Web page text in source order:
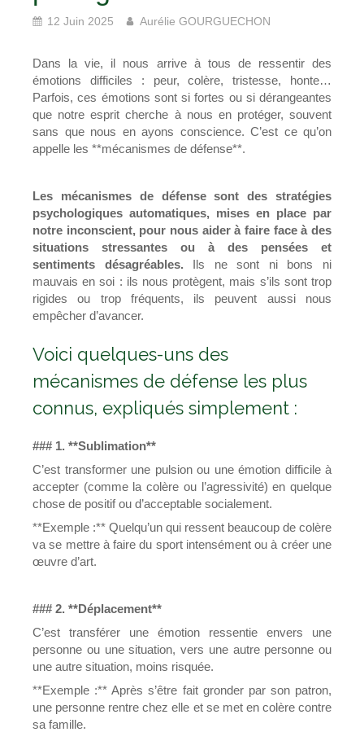
12 Juin 2025 Aurélie GOURGUECHON
Dans la vie, il nous arrive à tous de ressentir des
émotions difficiles : peur, colère, tristesse, honte…
Parfois, ces émotions sont si fortes ou si dérangeantes
que notre esprit cherche à nous en protéger, souvent
sans que nous en ayons conscience. C’est ce qu’on
appelle les **mécanismes de défense**.
Les mécanismes de défense sont des stratégies
psychologiques automatiques, mises en place par
notre inconscient, pour nous aider à faire face à des
situations stressantes ou à des pensées et
sentiments désagréables. Ils ne sont ni bons ni
mauvais en soi : ils nous protègent, mais s’ils sont trop
rigides ou trop fréquents, ils peuvent aussi nous
empêcher d’avancer.
Voici quelques-uns des
mécanismes de défense les plus
connus, expliqués simplement :
### 1. **Sublimation**
C’est transformer une pulsion ou une émotion difficile à
accepter (comme la colère ou l’agressivité) en quelque
chose de positif ou d’acceptable socialement.
**Exemple :** Quelqu’un qui ressent beaucoup de colère
va se mettre à faire du sport intensément ou à créer une
œuvre d’art.
### 2. **Déplacement**
C’est transférer une émotion ressentie envers une
personne ou une situation, vers une autre personne ou
une autre situation, moins risquée.
**Exemple :** Après s’être fait gronder par son patron,
une personne rentre chez elle et se met en colère contre
sa famille.